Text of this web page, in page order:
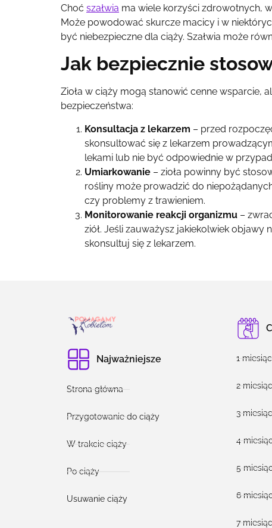
Choć szałwia ma wiele korzyści zdrowotnych,
Może powodować skurcze macicy i w
być niebezpieczne dla ciąży. Szałwia może
Jak bezpiecznie
Zioła w ciąży mogą stanowić cenne wsparcie,
bezpieczeństwa:
Konsultacja z lekarzem – przed
skonsultować się z lekarzem
lekami lub nie być odpowiednie w
Umiarkowanie – zioła powinny być
rośliny może prowadzić do
czy problemy z trawieniem.
Monitorowanie reakcji organizmu –
ziół. Jeśli zauważysz jakiekolwiek objawy
skonsultuj się z lekarzem.
Najważniejsze
Strona główna
Przygotowanie do ciąży
W trakcie ciąży
Po ciąży
Usuwanie ciąży
1
2
3
4
5
6
7